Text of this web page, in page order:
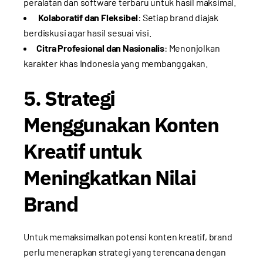
Kolaboratif dan Fleksibel: Setiap brand diajak
berdiskusi agar hasil sesuai visi.
Citra Profesional dan Nasionalis: Menonjolkan
karakter khas Indonesia yang membanggakan.
5. Strategi
Menggunakan Konten
Kreatif untuk
Meningkatkan Nilai
Brand
Untuk memaksimalkan potensi konten kreatif, brand
perlu menerapkan strategi yang terencana dengan